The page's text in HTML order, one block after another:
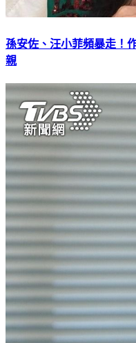
孫安佐、汪小菲頻暴走！
親